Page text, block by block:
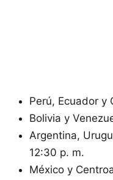
Perú, Ecuador y
Bolivia y
Argentina,
12:30 p. m.
México y